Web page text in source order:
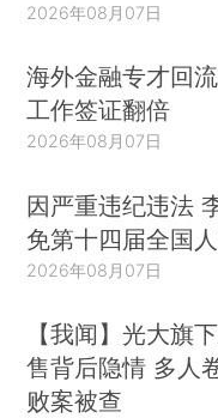
2026年08月07日
海外金融专才回
工作签证翻倍
2026年08月07日
因严重违纪违法
免第十四届全国
2026年08月07日
【我闻】光大旗
售背后隐情 多人
败案被查